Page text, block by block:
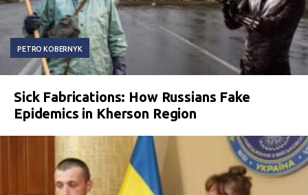
PETRO KOBERNYK
Sick Fabrications: How Russians Fake
Epidemics in Kherson Region